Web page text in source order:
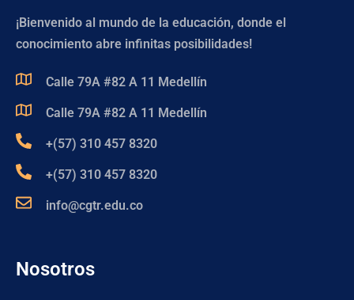
¡Bienvenido al mundo de la educación, donde el
conocimiento abre infinitas posibilidades!
Calle 79A #82 A 11 Medellín
Calle 79A #82 A 11 Medellín
+(57) 310 457 8320
+(57) 310 457 8320
info@cgtr.edu.co
Nosotros